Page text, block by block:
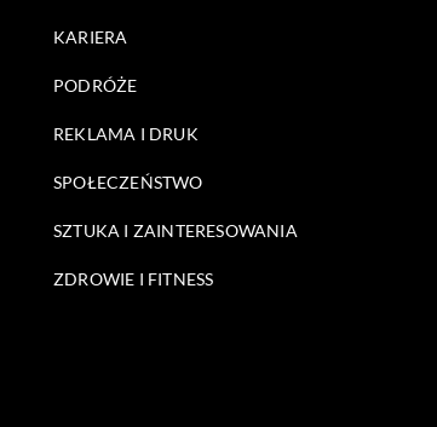
KARIERA
PODRÓŻE
REKLAMA I DRUK
SPOŁECZEŃSTWO
SZTUKA I ZAINTERESOWANIA
ZDROWIE I FITNESS